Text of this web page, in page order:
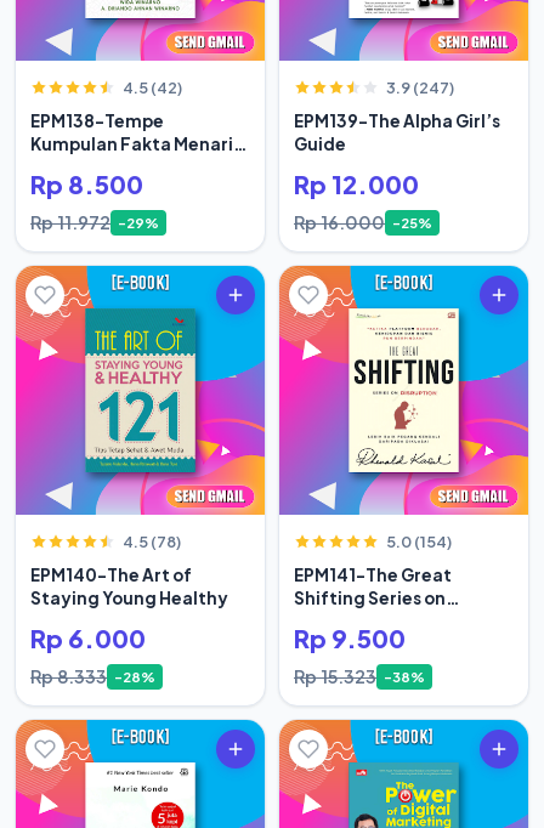
4.5 (42)
EPM138-Tempe
Kumpulan Fakta Menarik
Rp 8.500
Rp 11.972 -29%
3.9 (247)
EPM139-The Alpha Girl’s
Guide
Rp 12.000
Rp 16.000 -25%
4.5 (78)
EPM140-The Art of
Staying Young Healthy
Rp 6.000
Rp 8.333 -28%
5.0 (154)
EPM141-The Great
Shifting Series on
Rp 9.500
Rp 15.323 -38%